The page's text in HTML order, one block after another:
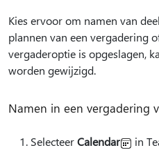
Kies ervoor om namen van
plannen van een vergadering
vergaderoptie is opgeslagen,
worden gewijzigd.
Namen in een vergadering
SelecteerCalendar in